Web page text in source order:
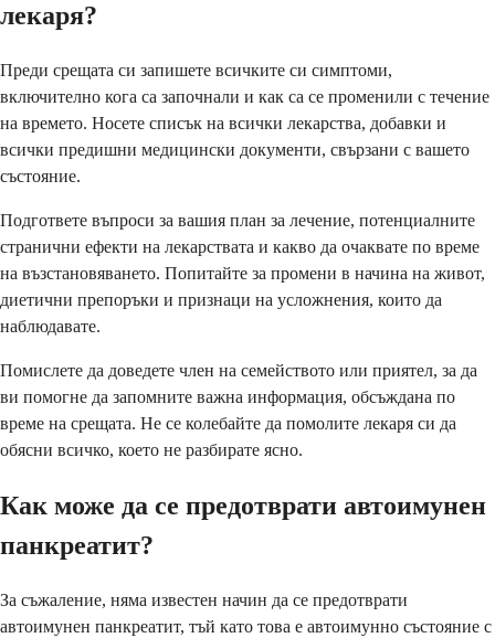
лекаря?
Преди срещата си запишете всичките си симптоми,
включително кога са започнали и как са се променили с течение
на времето. Носете списък на всички лекарства, добавки и
всички предишни медицински документи, свързани с вашето
състояние.
Подгответе въпроси за вашия план за лечение, потенциалните
странични ефекти на лекарствата и какво да очаквате по време
на възстановяването. Попитайте за промени в начина на живот,
диетични препоръки и признаци на усложнения, които да
наблюдавате.
Помислете да доведете член на семейството или приятел, за да
ви помогне да запомните важна информация, обсъждана по
време на срещата. Не се колебайте да помолите лекаря си да
обясни всичко, което не разбирате ясно.
Как може да се предотврати автоимунен
панкреатит?
За съжаление, няма известен начин да се предотврати
автоимунен панкреатит, тъй като това е автоимунно състояние с